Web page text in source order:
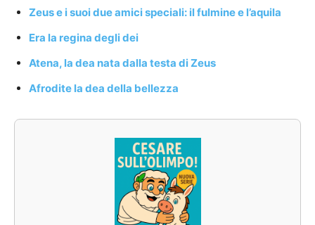
Zeus e i suoi due amici speciali: il fulmine e l’aquila
Era la regina degli dei
Atena, la dea nata dalla testa di Zeus
Afrodite la dea della bellezza